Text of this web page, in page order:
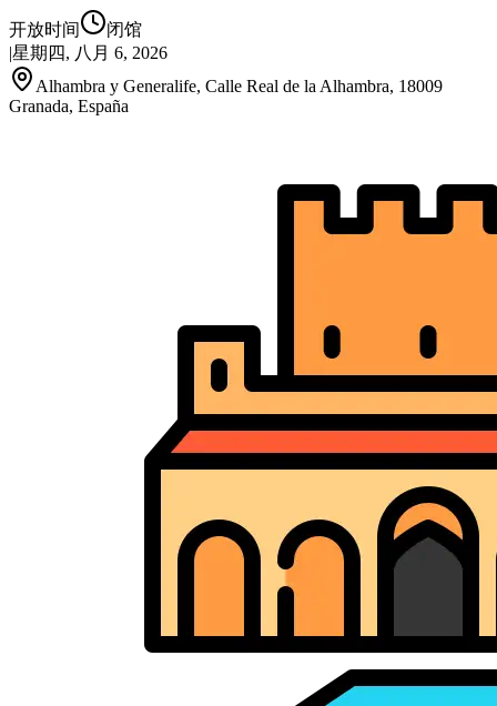
开放时间
闭馆
|星期四, 八月 6, 2026
Alhambra y Generalife, Calle Real de la Alhambra, 18009
Granada, España